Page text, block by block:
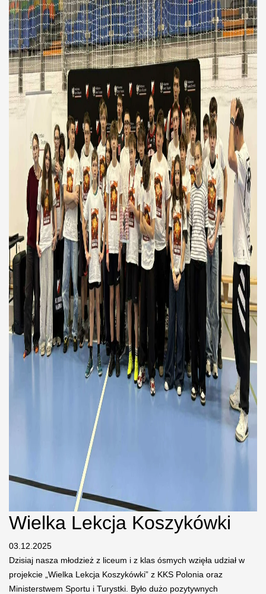
Wielka Lekcja Koszykówki
03.12.2025
Dzisiaj nasza młodzież z liceum i z klas ósmych wzięła udział w
projekcie „Wielka Lekcja Koszykówki” z KKS Polonia oraz
Ministerstwem Sportu i Turystki. Było dużo pozytywnych